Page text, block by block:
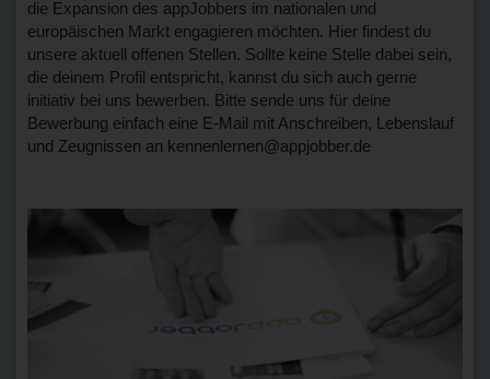
die Expansion des appJobbers im nationalen und
europäischen Markt engagieren möchten. Hier findest du
unsere aktuell offenen Stellen. Sollte keine Stelle dabei sein,
die deinem Profil entspricht, kannst du sich auch gerne
initiativ bei uns bewerben. Bitte sende uns für deine
Bewerbung einfach eine E-Mail mit Anschreiben, Lebenslauf
und Zeugnissen an kennenlernen@appjobber.de